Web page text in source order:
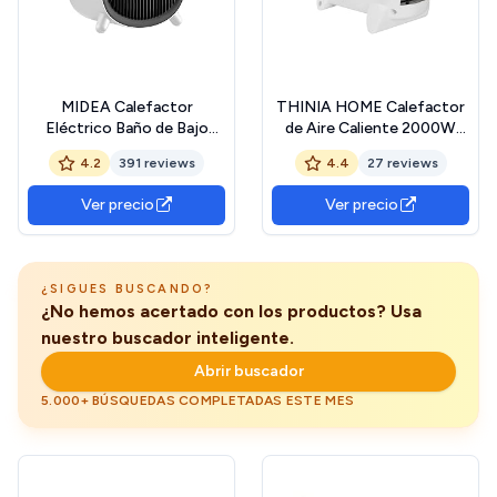
MIDEA Calefactor
Eléctrico Baño de Bajo
Consumo 2000W |
Calefactor con Función
Aire Frío y 2 Niveles de
Potencia | Calentador
Portatil con Termostato
Blanco
4.2 391 reviews
Ver precio
THINIA HOME Calefactor
de Aire Caliente 2000W
Calefactor Vertical y
Horizontal | Calefactor
Bajo Consumo | 3 Niveles
de Potencia | Calefactor
con Termóstato,
4.4 27 reviews
Ver precio
¿SIGUES BUSCANDO?
¿No hemos acertado con los productos? Usa
nuestro buscador inteligente.
Abrir buscador
5.000+ BÚSQUEDAS COMPLETADAS ESTE MES